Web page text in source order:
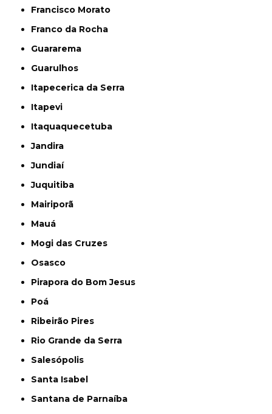
Francisco Morato
Franco da Rocha
Guararema
Guarulhos
Itapecerica da Serra
Itapevi
Itaquaquecetuba
Jandira
Jundiaí
Juquitiba
Mairiporã
Mauá
Mogi das Cruzes
Osasco
Pirapora do Bom Jesus
Poá
Ribeirão Pires
Rio Grande da Serra
Salesópolis
Santa Isabel
Santana de Parnaíba